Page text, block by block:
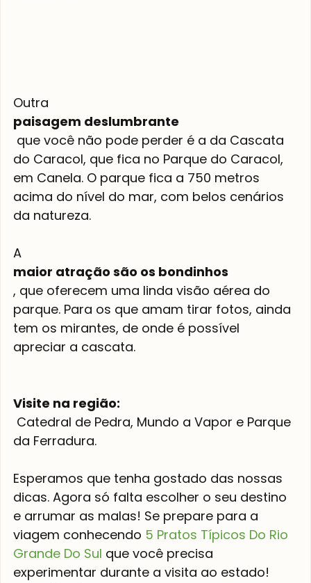
Outra
paisagem deslumbrante
do Caracol, que fica no Parque do Caracol,
em Canela. O parque fica a 750 metros
acima do nível do mar, com belos cenários
da natureza.
A
maior atração são os bondinhos
, que oferecem uma linda visão aérea do
parque. Para os que amam tirar fotos, ainda
tem os mirantes, de onde é possível
apreciar a cascata.
Visite na região:
da Ferradura.
Esperamos que tenha gostado das nossas
dicas. Agora só falta escolher o seu destino
e arrumar as malas! Se prepare para a
viagem conhecendo 5 Pratos Típicos Do Rio
Grande Do Sul que você precisa
experimentar durante a visita ao estado!